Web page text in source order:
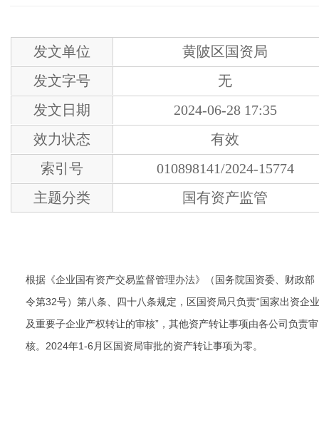
发文单位
黄陂区国资局
发文字号
无
发文日期
2024-06-28 17:35
效力状态
有效
索引号
010898141/2024-15774
主题分类
国有资产监管
根据《企业国有资产交易监督管理办法》（国务院国资委、财政部
令第32号）第八条、四十八条规定，区国资局只负责“国家出资企业
及重要子企业产权转让的审核”，其他资产转让事项由各公司负责审
核。2024年1-6月区国资局审批的资产转让事项为零。